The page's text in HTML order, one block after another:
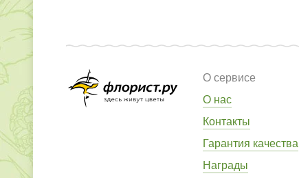
О сервисе
О нас
Контакты
Гарантия качества
Награды